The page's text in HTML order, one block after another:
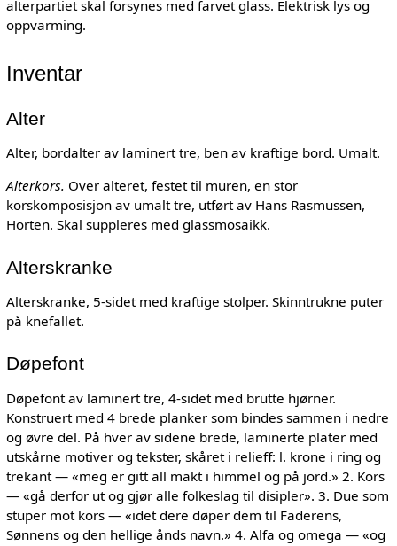
alterpartiet skal forsynes med farvet glass. Elektrisk lys og
oppvarming.
Inventar
Alter
Alter, bordalter av laminert tre, ben av kraftige bord. Umalt.
Alterkors. Over alteret, festet til muren, en stor
korskomposisjon av umalt tre, utført av Hans Rasmussen,
Horten. Skal suppleres med glassmosaikk.
Alterskranke
Alterskranke, 5-sidet med kraftige stolper. Skinntrukne puter
på knefallet.
Døpefont
Døpefont av laminert tre, 4-sidet med brutte hjørner.
Konstruert med 4 brede planker som bindes sammen i nedre
og øvre del. På hver av sidene brede, laminerte plater med
utskårne motiver og tekster, skåret i relieff: l. krone i ring og
trekant — «meg er gitt all makt i himmel og på jord.» 2. Kors
— «gå derfor ut og gjør alle folkeslag til disipler». 3. Due som
stuper mot kors — «idet dere døper dem til Faderens,
Sønnens og den hellige ånds navn.» 4. Alfa og omega — «og